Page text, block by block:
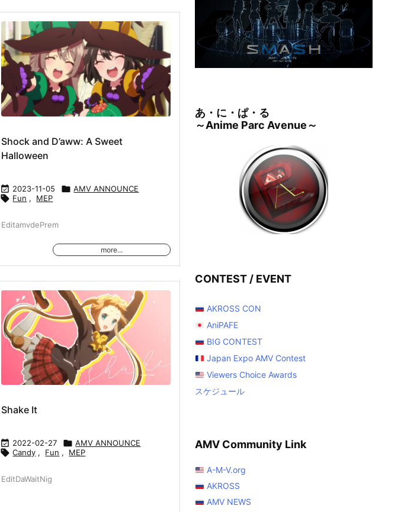
Shock and D’aww: A Sweet
Halloween
 2023-11-05  AMV ANNOUNCE
 Fun , MEP
EditamvdePrem
more...
Shake It
 2022-02-27  AMV ANNOUNCE
 Candy , Fun , MEP
EditDaWaitNig
あ・に・ぱ・る
～Anime Parc Avenue～
CONTEST / EVENT
AKROSS CON
AniPAFE
BIG CONTEST
Japan Expo AMV Contest
Viewers Choice Awards
スケジュール
AMV Community Link
A-M-V.org
AKROSS
AMV NEWS